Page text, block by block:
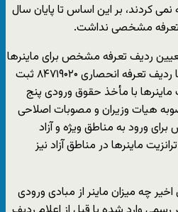
کردند، بر این اساس تا پایان سال
ردیف تعرفه مشخص برای ماینرها
زد و از آن پس این دستگاه ها با ردیف تعرفه انحصاری ۸۴۷۱۹۰۲۰ ثبت
با مأخذ حقوق ورودی پنج
هیات وزیران و مصوبات اصلاحی
ورود به مناطق ویژه و آزاد
ماینرها در مناطق آزاد نیز
چه میزان ماینر از مبادی ورودی